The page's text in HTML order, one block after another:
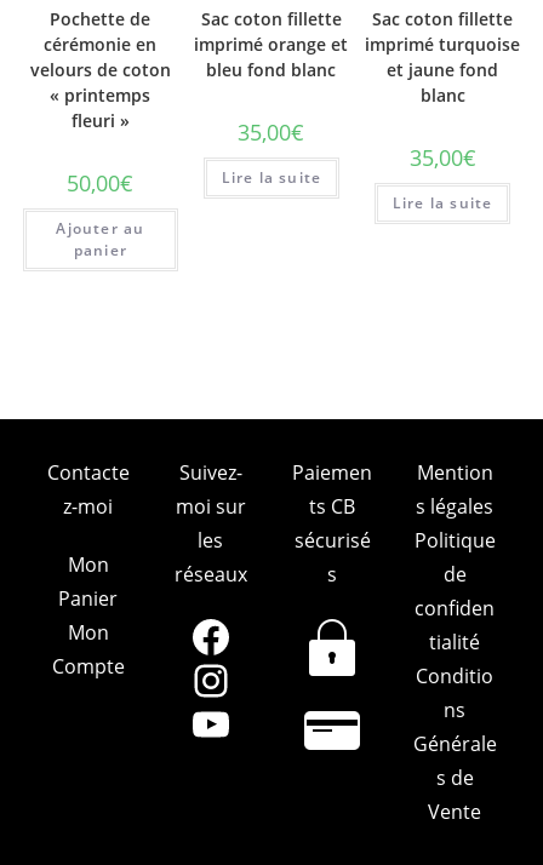
Pochette de
cérémonie en
velours de coton
« printemps
fleuri »
50,00€
Ajouter au
panier
Sac coton fillette
imprimé orange et
bleu fond blanc
35,00€
Lire la suite
Sac coton fillette
imprimé turquoise
et jaune fond
blanc
35,00€
Lire la suite
Contacte
z-moi
Mon
Panier
Mon
Compte
Suivez-
moi sur
les
réseaux
Facebook
Instagram
YouTube
Paiemen
ts CB
sécurisé
s
Mention
s légales
Politique
de
confiden
tialité
Conditio
ns
Générale
s de
Vente